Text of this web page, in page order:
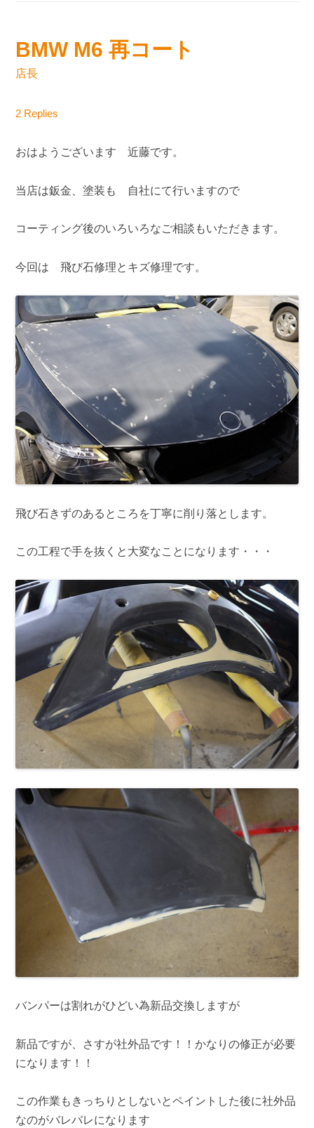
BMW M6 再コート
店長
2 Replies
おはようございます 近藤です。
当店は鈑金、塗装も 自社にて行いますので
コーティング後のいろいろなご相談もいただきます。
今回は 飛び石修理とキズ修理です。
飛び石きずのあるところを丁寧に削り落とします。
この工程で手を抜くと大変なことになります・・・
バンパーは割れがひどい為新品交換しますが
新品ですが、さすが社外品です！！かなりの修正が必要
になります！！
この作業もきっちりとしないとペイントした後に社外品
なのがバレバレになります